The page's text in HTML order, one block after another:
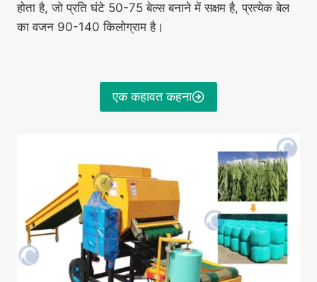
होता है, जो प्रति घंटे 50-75 बेल्स बनाने में सक्षम है, प्रत्येक बेल
का वजन 90-140 किलोग्राम है।
एक कहावत कहना